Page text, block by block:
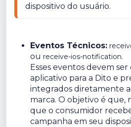
dispositivo do usuário.
Eventos Técnicos:
ou receive-ios-notification.
Esses eventos devem
aplicativo para a Dito e
integrados diretamente
marca. O objetivo é que,
que o consumidor
campanha em seu